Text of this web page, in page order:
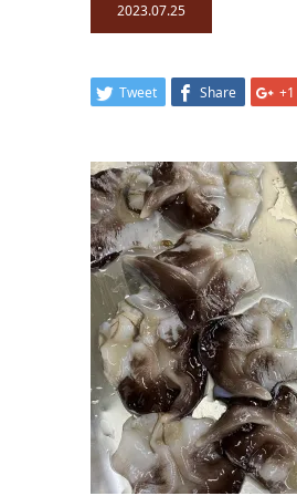
2023.07.25
Tweet Share +1